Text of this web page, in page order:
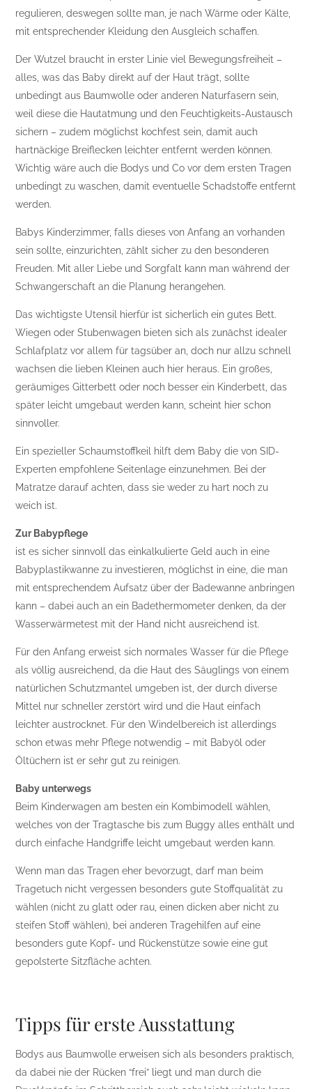
regulieren, deswegen sollte man, je nach Wärme oder Kälte,
mit entsprechender Kleidung den Ausgleich schaffen.
Der Wutzel braucht in erster Linie viel Bewegungsfreiheit –
alles, was das Baby direkt auf der Haut trägt, sollte
unbedingt aus Baumwolle oder anderen Naturfasern sein,
weil diese die Hautatmung und den Feuchtigkeits-Austausch
sichern – zudem möglichst kochfest sein, damit auch
hartnäckige Breiflecken leichter entfernt werden können.
Wichtig wäre auch die Bodys und Co vor dem ersten Tragen
unbedingt zu waschen, damit eventuelle Schadstoffe entfernt
werden.
Babys Kinderzimmer, falls dieses von Anfang an vorhanden
sein sollte, einzurichten, zählt sicher zu den besonderen
Freuden. Mit aller Liebe und Sorgfalt kann man während der
Schwangerschaft an die Planung herangehen.
Das wichtigste Utensil hierfür ist sicherlich ein gutes Bett.
Wiegen oder Stubenwagen bieten sich als zunächst idealer
Schlafplatz vor allem für tagsüber an, doch nur allzu schnell
wachsen die lieben Kleinen auch hier heraus. Ein großes,
geräumiges Gitterbett oder noch besser ein Kinderbett, das
später leicht umgebaut werden kann, scheint hier schon
sinnvoller.
Ein spezieller Schaumstoffkeil hilft dem Baby die von SID-
Experten empfohlene Seitenlage einzunehmen. Bei der
Matratze darauf achten, dass sie weder zu hart noch zu
weich ist.
Zur Babypflege
ist es sicher sinnvoll das einkalkulierte Geld auch in eine
Babyplastikwanne zu investieren, möglichst in eine, die man
mit entsprechendem Aufsatz über der Badewanne anbringen
kann – dabei auch an ein Badethermometer denken, da der
Wasserwärmetest mit der Hand nicht ausreichend ist.
Für den Anfang erweist sich normales Wasser für die Pflege
als völlig ausreichend, da die Haut des Säuglings von einem
natürlichen Schutzmantel umgeben ist, der durch diverse
Mittel nur schneller zerstört wird und die Haut einfach
leichter austrocknet. Für den Windelbereich ist allerdings
schon etwas mehr Pflege notwendig – mit Babyöl oder
Öltüchern ist er sehr gut zu reinigen.
Baby unterwegs
Beim Kinderwagen am besten ein Kombimodell wählen,
welches von der Tragtasche bis zum Buggy alles enthält und
durch einfache Handgriffe leicht umgebaut werden kann.
Wenn man das Tragen eher bevorzugt, darf man beim
Tragetuch nicht vergessen besonders gute Stoffqualität zu
wählen (nicht zu glatt oder rau, einen dicken aber nicht zu
steifen Stoff wählen), bei anderen Tragehilfen auf eine
besonders gute Kopf- und Rückenstütze sowie eine gut
gepolsterte Sitzfläche achten.
Tipps für erste Ausstattung
Bodys aus Baumwolle erweisen sich als besonders praktisch,
da dabei nie der Rücken “frei” liegt und man durch die